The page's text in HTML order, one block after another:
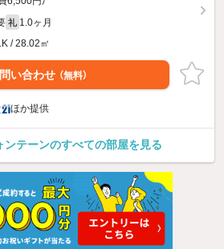
礼 1.0ヶ月
/ 28.02㎡
い合わせ （無料）
ほか提供
ンテーンのすべての部屋を見る